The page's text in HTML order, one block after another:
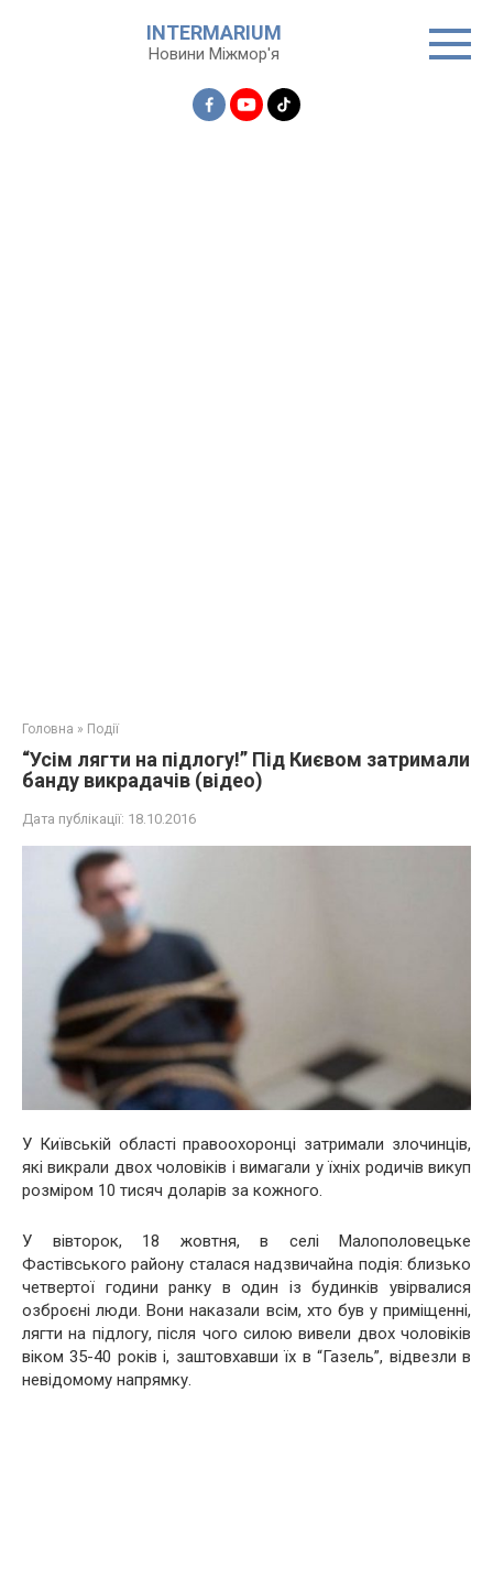
INTERMARIUM
Новини Міжмор'я
Головна » Події
“Усім лягти на підлогу!” Під Києвом затримали
банду викрадачів (відео)
Дата публікації: 18.10.2016
У Київській області правоохоронці затримали злочинців,
які викрали двох чоловіків і вимагали у їхніх родичів викуп
розміром 10 тисяч доларів за кожного.
У вівторок, 18 жовтня, в селі Малополовецьке
Фастівського району сталася надзвичайна подія: близько
четвертої години ранку в один із будинків увірвалися
озброєні люди. Вони наказали всім, хто був у приміщенні,
лягти на підлогу, після чого силою вивели двох чоловіків
віком 35-40 років і, заштовхавши їх в “Газель”, відвезли в
невідомому напрямку.